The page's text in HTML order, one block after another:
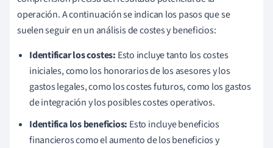
operación. A continuación se indican los pasos que se
suelen seguir en un análisis de costes y beneficios:
Identificar los costes: Esto incluye tanto los costes
iniciales, como los honorarios de los asesores y los
gastos legales, como los costes futuros, como los gastos
de integración y los posibles costes operativos.
Identifica los beneficios: Esto incluye beneficios
financieros como el aumento de los beneficios y